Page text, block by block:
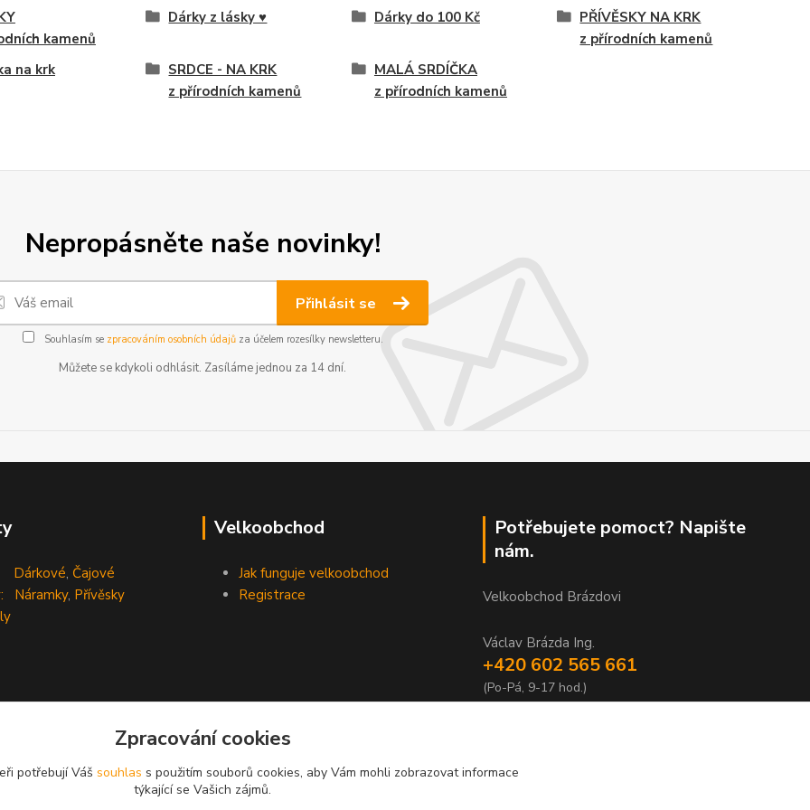
kamenů
Dárky z lásky ♥ Dárky do 100 Kč
PŘÍVĚSKY NA KRK
z přírodních kamenů
na krk
SRDCE - NA KRK
z přírodních kamenů
MALÁ SRDÍČKA
z přírodních kamenů
Nepropásněte naše novinky!
Přihlásit se
Souhlasím se zpracováním osobních údajůza účelem rozesílky newsletteru.
Můžete se kdykoli odhlásit. Zasíláme jednou za 14 dní.
Dárkové, Čajové
Náramky, Přívěsky
Velkoobchod
Jak funguje velkoobchod
Registrace
Potřebujete pomoct? Napište
nám.
Velkoobchod Brázdovi
Václav Brázda Ing.
+420 602 565 661
(Po-Pá, 9-17 hod.)
Zpracování cookies
potřebují Váš souhlas s použitím souborů cookies, aby Vám mohli zobrazovat informace
týkající se Vašich zájmů.